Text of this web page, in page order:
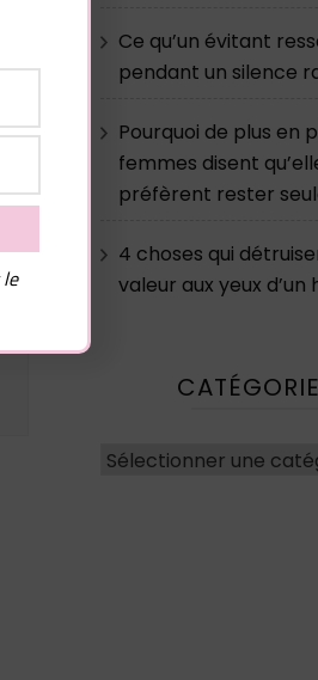
Ce qu’un évitant
pendant un silence
Pourquoi de plus en
femmes disent
préfèrent rester
4 choses qui
valeur aux yeux d’un
Catégories